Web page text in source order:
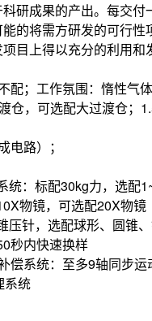
研成果的产出。每交
的将需方研发的可行
目上得以充分的利用和
配；工作氛围：惰性气
仓，可选配大过渡仓；
路）；
：标配30kg力，选配
物镜，可选配20X物镜
针，选配球形、圆锥
秒内快速换样
偿系统：至多9轴同步运
系统